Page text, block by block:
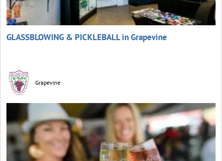
GLASSBLOWING & PICKLEBALL in Grapevine
Grapevine